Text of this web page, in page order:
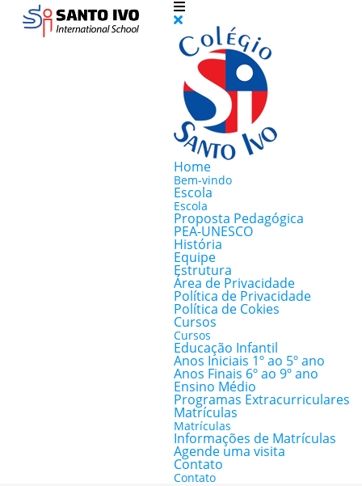
Home
Bem-vindo
Escola
Escola
Proposta Pedagógica
PEA-UNESCO
História
Equipe
Estrutura
Área de Privacidade
Política de Privacidade
Política de Cokies
Cursos
Cursos
Educação Infantil
Anos Iniciais 1º ao 5º ano
Anos Finais 6º ao 9º ano
Ensino Médio
Programas Extracurriculares
Matrículas
Matrículas
Informações de Matrículas
Agende uma visita
Contato
Contato